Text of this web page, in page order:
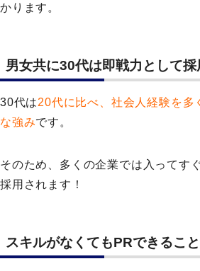
かります。
男女共に30代は即戦力として採
30代は20代に比べ、社会人経験を多
な強みです。
そのため、多くの企業では入ってす
採用されます！
スキルがなくてもPRできるこ